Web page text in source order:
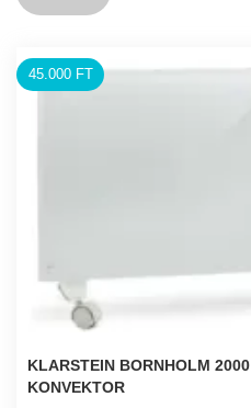
45.000 FT
KLARSTEIN BORNHOLM
KONVEKTOR